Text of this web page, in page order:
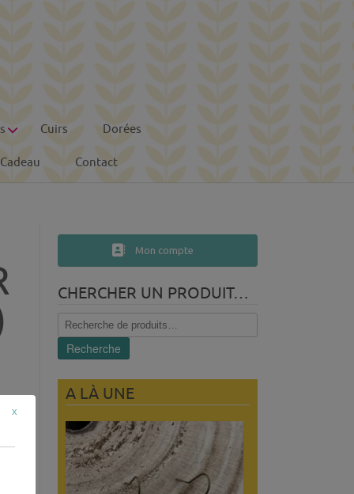
Cuirs Dorées
Contact
Mon compte
CHERCHER UN PRODUIT…
Recherche
pour :
Recherche
A LÀ UNE
x